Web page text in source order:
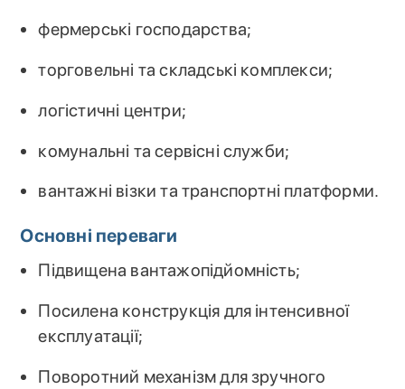
фермерські господарства;
торговельні та складські комплекси;
логістичні центри;
комунальні та сервісні служби;
вантажні візки та транспортні платформи.
Основні переваги
Підвищена вантажопідйомність;
Посилена конструкція для інтенсивної
експлуатації;
Поворотний механізм для зручного